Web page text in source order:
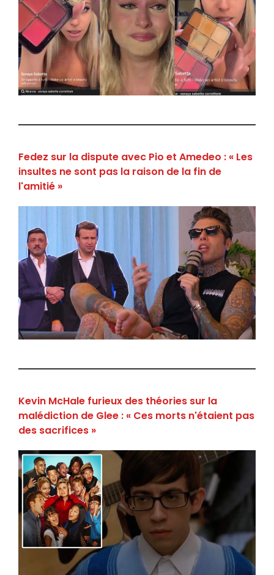
Fedez sur la dispute avec Pio et Amedeo : « Les
insultes ne sont pas la raison de la fin de
l'amitié »
Kevin McHale furieux des théories sur la
malédiction de Glee : « Ces morts n'étaient pas
des sacrifices »